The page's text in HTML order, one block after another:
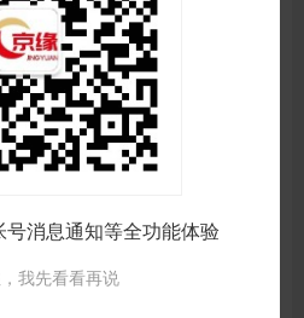
号消息通知等全功能体验
我先看看再说